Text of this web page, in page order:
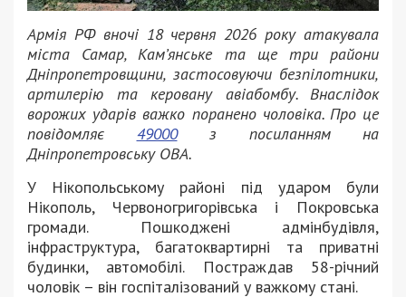
Армія РФ вночі 18 червня 2026 року атакувала
міста Самар, Кам’янське та ще три райони
Дніпропетровщини, застосовуючи безпілотники,
артилерію та керовану авіабомбу. Внаслідок
ворожих ударів важко поранено чоловіка. Про це
повідомляє 49000з посиланням на
Дніпропетровську ОВА.
У Нікопольському районі під ударом були
Нікополь, Червоногригорівська і Покровська
громади. Пошкоджені адмінбудівля,
інфраструктура, багатоквартирні та приватні
будинки, автомобілі. Постраждав 58-річний
чоловік – він госпіталізований у важкому стані.